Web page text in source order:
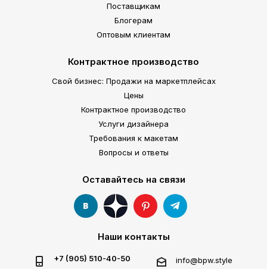
Поставщикам
Блогерам
Оптовым клиентам
Контрактное производство
Свой бизнес: Продажи на маркетплейсах
Цены
Контрактное производство
Услуги дизайнера
Требования к макетам
Вопросы и ответы
Оставайтесь на связи
Наши контакты
+7 (905) 510-40-50 info@bpw.style